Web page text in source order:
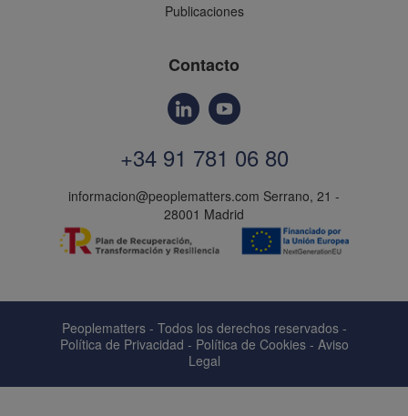
Publicaciones
Contacto
+34 91 781 06 80
informacion@peoplematters.com Serrano, 21 -
28001 Madrid
Peoplematters - Todos los derechos reservados -
Política de Privacidad - Política de Cookies- Aviso
Legal